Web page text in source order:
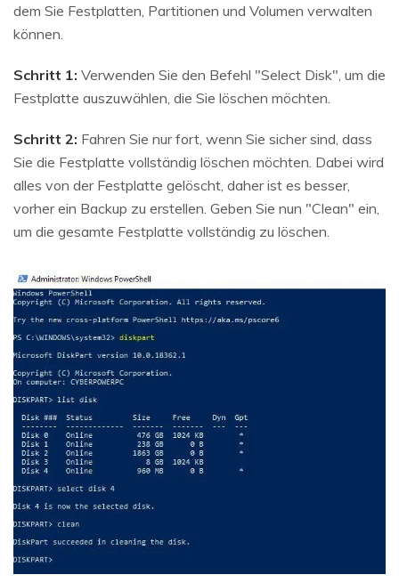
dem Sie Festplatten, Partitionen und Volumen verwalten
können.
Schritt 1: Verwenden Sie den Befehl "Select Disk", um die
Festplatte auszuwählen, die Sie löschen möchten.
Schritt 2: Fahren Sie nur fort, wenn Sie sicher sind, dass
Sie die Festplatte vollständig löschen möchten. Dabei wird
alles von der Festplatte gelöscht, daher ist es besser,
vorher ein Backup zu erstellen. Geben Sie nun "Clean" ein,
um die gesamte Festplatte vollständig zu löschen.